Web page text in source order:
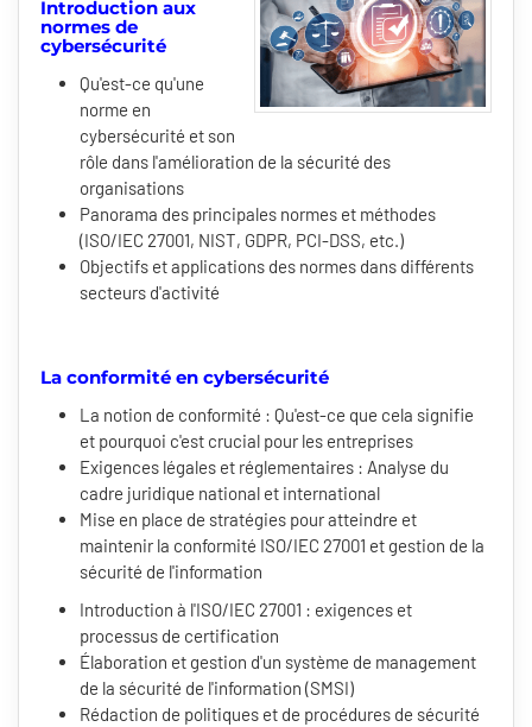
Introduction aux
normes de
cybersécurité
Qu'est-ce qu'une
norme en
cybersécurité et son
rôle dans l'amélioration de la sécurité des
organisations
Panorama des principales normes et méthodes
(ISO/IEC 27001, NIST, GDPR, PCI-DSS, etc.)
Objectifs et applications des normes dans différents
secteurs d'activité
La conformité en cybersécurité
La notion de conformité : Qu'est-ce que cela signifie
et pourquoi c'est crucial pour les entreprises
Exigences légales et réglementaires : Analyse du
cadre juridique national et international
Mise en place de stratégies pour atteindre et
maintenir la conformité ISO/IEC 27001 et gestion de la
sécurité de l'information
Introduction à l'ISO/IEC 27001 : exigences et
processus de certification
Élaboration et gestion d'un système de management
de la sécurité de l'information (SMSI)
Rédaction de politiques et de procédures de sécurité